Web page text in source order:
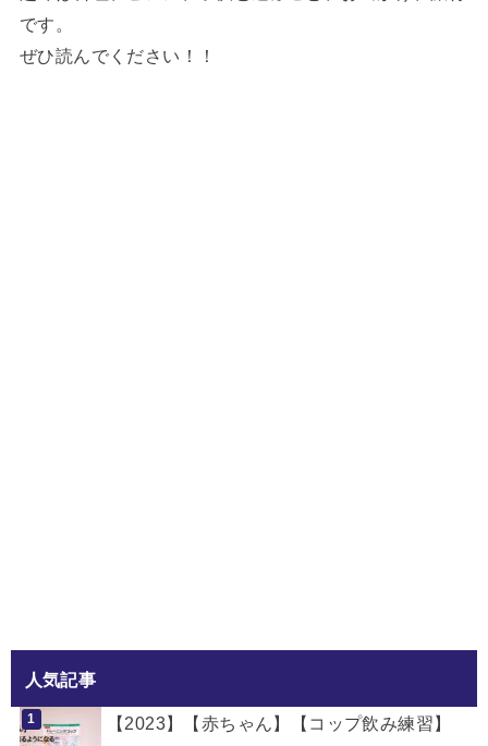
です。
ぜひ読んでください！！
人気記事
【2023】【赤ちゃん】【コップ飲み練習】